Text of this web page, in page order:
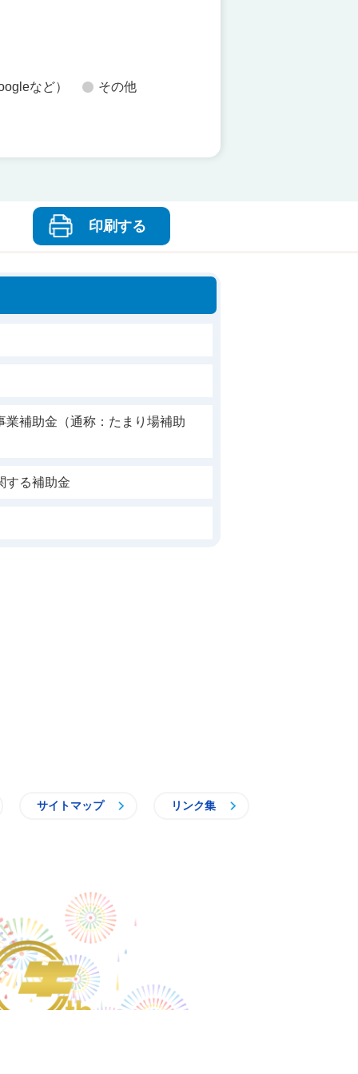
など） その他
印刷する
業補助金（通称：たまり場補助
する補助金
サイトマップ リンク集